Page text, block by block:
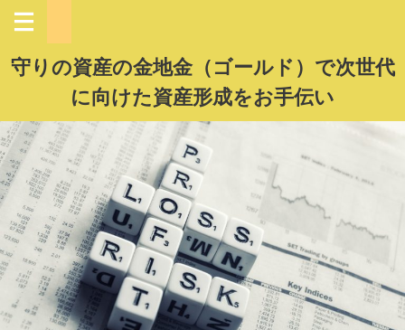
守りの資産の金地金（ゴールド）で次世代
に向けた資産形成をお手伝い